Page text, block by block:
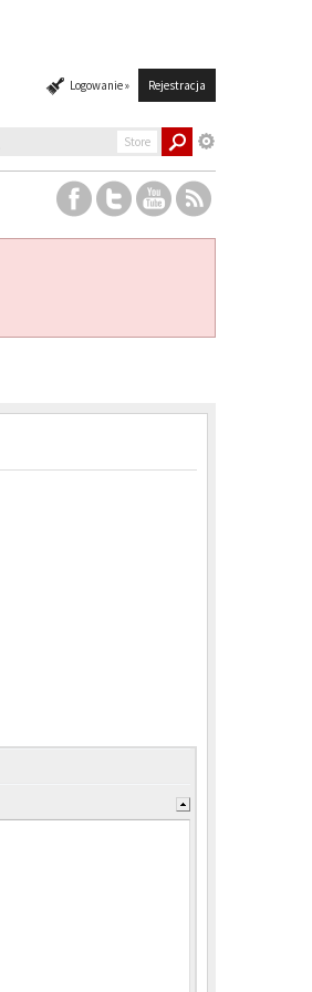
Logowanie » Rejestracja
Store